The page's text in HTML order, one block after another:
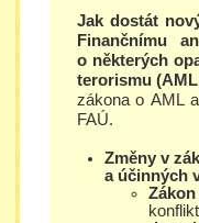
Jak dostát
Finančnímu
o některých
terorismu
zákona o AML a jak se s nimi
FAÚ.
Změny v
a účinných
Zákon